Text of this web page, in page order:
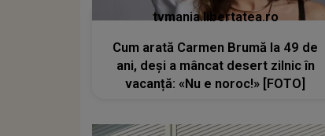
tvmania.libertatea.ro
Cum arată Carmen Brumă la 49 de
ani, deși a mâncat desert zilnic în
vacanță: «Nu e noroc!» [FOTO]